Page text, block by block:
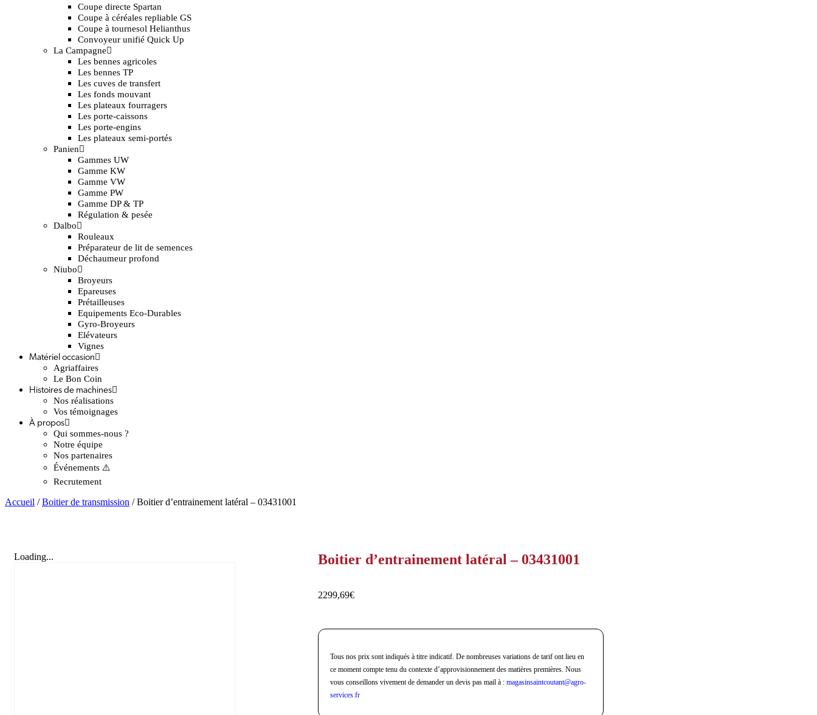
Coupe directe Spartan
Coupe à céréales repliable GS
Coupe à tournesol Helianthus
Convoyeur unifié Quick Up
La Campagne
Les bennes agricoles
Les bennes TP
Les cuves de transfert
Les fonds mouvant
Les plateaux fourragers
Les porte-caissons
Les porte-engins
Les plateaux semi-portés
Panien
Gammes UW
Gamme KW
Gamme VW
Gamme PW
Gamme DP & TP
Régulation & pesée
Dalbo
Rouleaux
Préparateur de lit de semences
Déchaumeur profond
Niubo
Broyeurs
Epareuses
Prétailleuses
Equipements Eco-Durables
Gyro-Broyeurs
Elévateurs
Vignes
Matériel occasion
Agriaffaires
Le Bon Coin
Histoires de machines
Nos réalisations
Vos témoignages
À propos
Qui sommes-nous ?
Notre équipe
Nos partenaires
Événements ⚠️
Recrutement
Accueil /Boitier de transmission / Boitier d’entrainement latéral – 03431001
Loading... Boitier d’entrainement latéral – 03431001
2299,69€
Tous nos prix sont indiqués à titre indicatif. De nombreuses variations de tarif ont lieu en
ce moment compte tenu du contexte d’approvisionnement des matières premières. Nous
vous conseillons vivement de demander un devis pas mail à : magasinsaintcoutant@agro-
services.fr